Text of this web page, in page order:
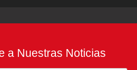
a Nuestras Noticias